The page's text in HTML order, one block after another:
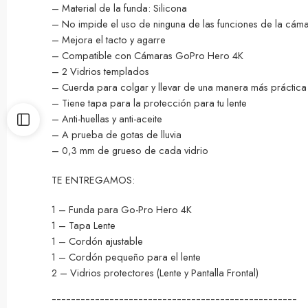
– Material de la funda: Silicona
– No impide el uso de ninguna de las funciones de la
– Mejora el tacto y agarre
– Compatible con Cámaras GoPro Hero 4K
– 2 Vidrios templados
– Cuerda para colgar y llevar de una manera más práctica
– Tiene tapa para la protección para tu lente
– Anti-huellas y anti-aceite
– A prueba de gotas de lluvia
– 0,3 mm de grueso de cada vidrio
TE ENTREGAMOS:
1 – Funda para Go-Pro Hero 4K
1 – Tapa Lente
1 – Cordón ajustable
1 – Cordón pequeño para el lente
2 – Vidrios protectores (Lente y Pantalla Frontal)
¯¯¯¯¯¯¯¯¯¯¯¯¯¯¯¯¯¯¯¯¯¯¯¯¯¯¯¯¯¯¯¯¯¯¯¯¯¯¯¯¯¯¯¯¯¯¯¯¯¯¯